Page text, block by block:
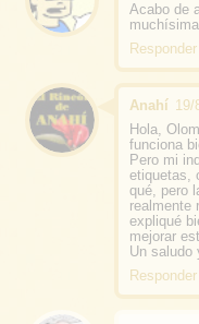
Acabo de
Responder
Anahí 19/
Hola,
funciona
Pero mi
etiquetas,
qué, pero
realmente
expliqué
mejorar
Un saludo
Responder